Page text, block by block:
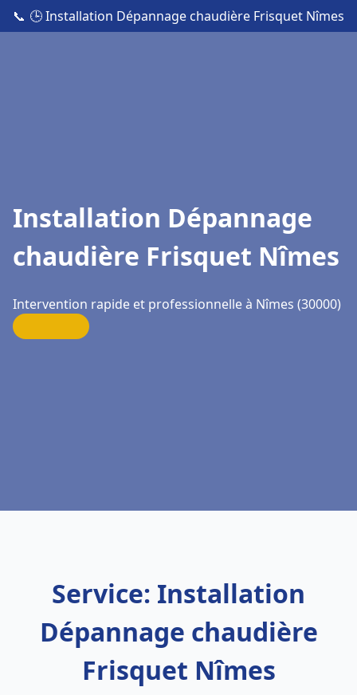
📞 🕒 Installation Dépannage chaudière Frisquet Nîmes
Installation Dépannage
chaudière Frisquet Nîmes
Intervention rapide et professionnelle à Nîmes (30000)
Service: Installation
Dépannage chaudière
Frisquet Nîmes